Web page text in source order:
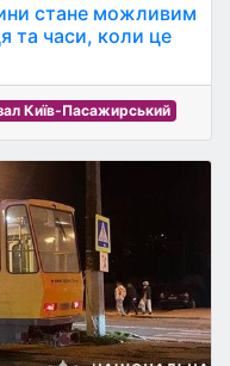
стане можливим
та часи, коли це
Київ-Пасажирський